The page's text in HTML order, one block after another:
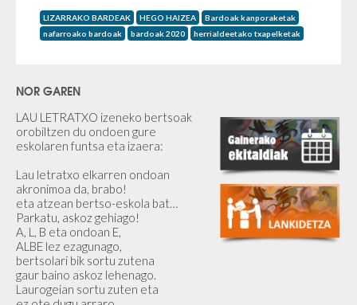
LIZARRAKO BARDEAK HEGO HAIZEA
Bardoak kanporaketak
nafarroako bardoak
bardoak 2020 herrialdeetako txapelketak
NOR GAREN
LAU LETRATXO izeneko bertsoak
orobiltzen du ondoen gure
eskolaren funtsa eta izaera:
Lau letratxo elkarren ondoan
akronimoa da, brabo!
eta atzean bertso-eskola bat…
Parkatu, askoz gehiago!
A, L, B eta ondoan E,
ALBE lez ezagunago,
bertsolari bik sortu zutena
gaur baino askoz lehenago.
Laurogeian sortu zuten eta